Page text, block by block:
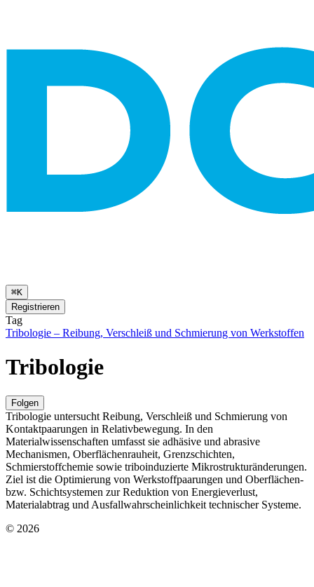
⌘K
Registrieren
Tag
Tribologie – Reibung, Verschleiß und Schmierung von Werkstoffen
Tribologie
Folgen
Tribologie untersucht Reibung, Verschleiß und Schmierung von
Kontaktpaarungen in Relativbewegung. In den
Materialwissenschaften umfasst sie adhäsive und abrasive
Mechanismen, Oberflächenrauheit, Grenzschichten,
Schmierstoffchemie sowie triboinduzierte Mikrostrukturänderungen.
Ziel ist die Optimierung von Werkstoffpaarungen und Oberflächen-
bzw. Schichtsystemen zur Reduktion von Energieverlust,
Materialabtrag und Ausfallwahrscheinlichkeit technischer Systeme.
© 2026